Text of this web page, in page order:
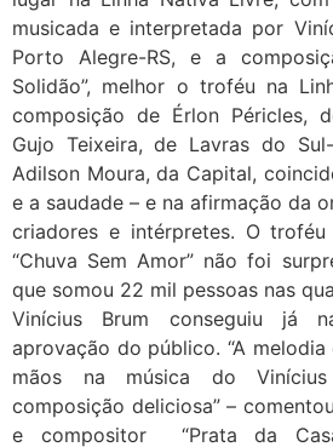
musicada e interpretada por
Porto Alegre-RS, e a
Solidão”, melhor o troféu na
composição de Érlon Péricles,
Gujo Teixeira, de Lavras do
Adilson Moura, da Capital,
e a saudade – e na afirmação da
criadores e intérpretes. O
“Chuva Sem Amor” não foi
que somou 22 mil pessoas nas
Vinícius Brum conseguiu já
aprovação do público. “A
mãos na música do
composição deliciosa” –
e compositor “Prata da